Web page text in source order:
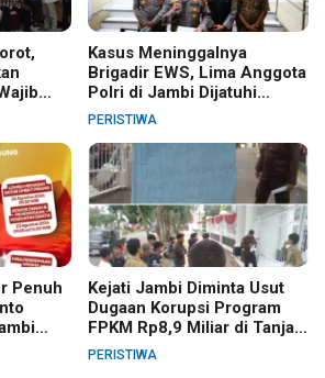
Kasus Meninggalnya
Brigadir EWS, Lima Anggota
Polri di Jambi Dijatuhi
Sanksi PTDH
PERISTIWA
Penuh
Kejati Jambi Diminta Usut
Dugaan Korupsi Program
FPKM Rp8,9 Miliar di Tanjab
Barat
PERISTIWA